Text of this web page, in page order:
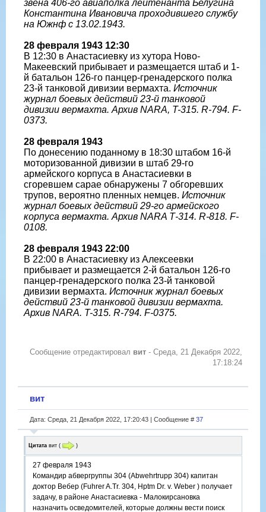
звена 406-го авиаполка лейтенанта Белугина
Константина Ивановича проходившего службу
на Южнф с 13.02.1943.
28 февраля 1943 12:30
В 12:30 в Анастасиевку из хутора Ново-
Макеевский прибывает и размещается штаб и 1-
й батальон 126-го панцер-гренадерского полка
23-й танковой дивизии вермахта. Источник
журнал боевых действий 23-й танковой
дивизии вермахта. Архив NARA, T-315. R-794. F-
0373.
28 февраля 1943
По донесению поданному в 18:30 штабом 16-й
моторизованной дивизии в штаб 29-го
армейского корпуса в Анастасиевки в
сгоревшем сарае обнаружены 7 обгоревших
трупов, вероятно пленных немцев. Источник
журнал боевых действий 29-го армейского
корпуса вермахта. Архив NARA Т-314. R-818. F-
0108.
28 февраля 1943 22:00
В 22:00 в Анастасиевку из Алексеевки
прибывает и размещается 2-й батальон 126-го
панцер-гренадерского полка 23-й танковой
дивизии вермахта. Источник журнал боевых
действий 23-й танковой дивизии вермахта.
Архив NARA. T-315. R-794. F-0375.
Сообщение отредактировал вит - Среда, 21 Декабря 2022,
17:18:24
вит
Дата: Среда, 21 Декабря 2022, 17:20:43 | Сообщение # 37
Цитата вит ( )
27 февраля 1943
Командир абвергруппы 304 (Abwehrtrupp 304) капитан
доктор Вебер (Fuhrer A.Tr. 304, Hptm Dr. v. Weber ) получает
задачу, в районе Анастасиевка - Малокирсановка
назначить осведомителей, которые должны вести поиск